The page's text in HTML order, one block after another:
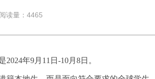
阅读量：4465
年9月11日-10月8日。